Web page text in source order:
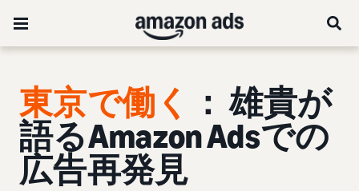
東京で働く
： 雄貴が
語るAmazon Adsでの
広告再発見